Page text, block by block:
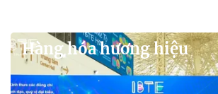
Hàng hóa hương hiệu